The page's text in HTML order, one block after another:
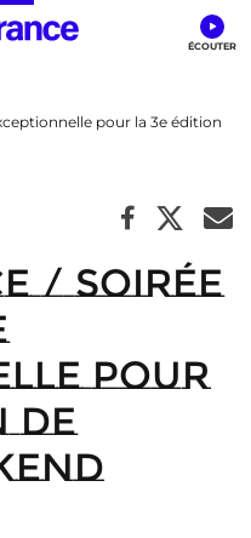
pour la 3e édition
/ Soirée
pour
de